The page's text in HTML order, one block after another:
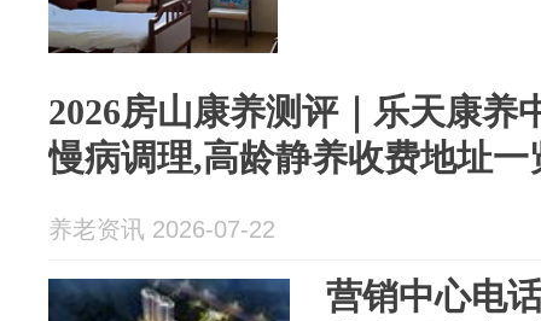
2026房山康养测评｜乐天康养
慢病调理,高龄静养收费地址一
养老资讯 2026-07-22
营销中心电